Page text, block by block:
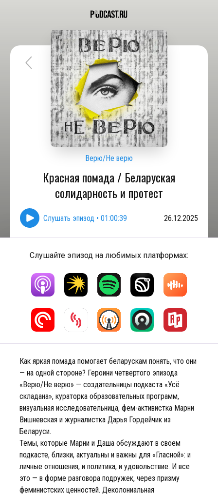
Верю/Не верю
Красная помада / Беларуская
солидарность и протест
Слушать эпизод • 01:00:39 26.12.2025
Слушайте эпизод на любимых платформах:
Как яркая помада помогает беларускам понять, что они
— на одной стороне? Героини четвертого эпизода
«Верю/Не верю» — создательницы подкаста «Усё
складана», кураторка образовательных программ,
визуальная исследовательница, фем-активистка Марни
Вишневская и журналистка Дарья Гордейчик из
Беларуси.
Темы, которые Марни и Даша обсуждают в своем
подкасте, близки, актуальны и важны для «Гласной»: и
личные отношения, и политика, и удовольствие. И все
это — в форме разговора подружек, через призму
феминистских ценностей. Деколониальная